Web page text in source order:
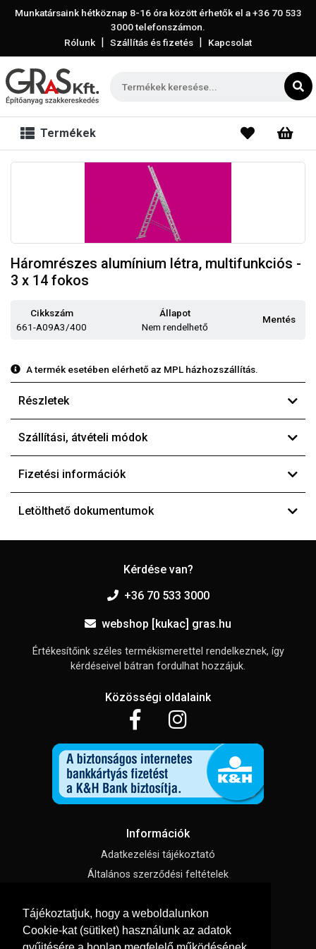
Tájékoztatjuk, hogy a weboldalunkon
Cookie-kat (sütiket) használunk az adatok
Munkatársaink hétköznap 8-16 óra között érhetők el a+36 70 533
3000telefonszámon.
Rólunk | Szállítás és fizetés | Kapcsolat
Termékek
Háromrészes alumínium létra, multifunkciós -
3 x 14 fokos
Cikkszám
661-A09A3/400
Állapot
Nem rendelhető
Mentés
A termék esetében elérhető az MPL házhozszállítás.
Részletek
Szállítási, átvételi módok
Fizetési információk
Letölthető dokumentumok
Kérdése van?
+36 70 533 3000
webshop [kukac] gras.hu
Értékesítőink széles termékismerettel rendelkeznek, így
kérdéseivel bátran fordulhat hozzájuk.
Közösségi oldalaink
Információk
Adatkezelési tájékoztató
Általános szerződési feltételek
Süti beállítások